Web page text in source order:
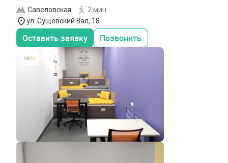
Савеловская
2 мин
ул. Сущёвский Вал, 18
Оставить заявку Позвонить